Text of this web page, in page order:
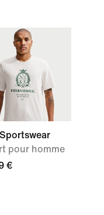
pour homme
€